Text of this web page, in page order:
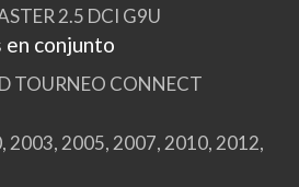
2.5 DCI G9U
en conjunto
TOURNEO CONNECT
2003, 2005, 2007, 2010, 2012,